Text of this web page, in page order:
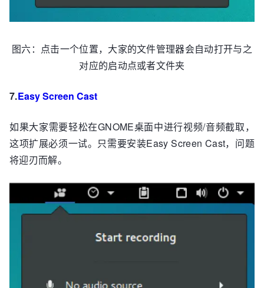
图六：点击一个位置，大家的文件管理器会自动打开与之
对应的启动点或者文件夹
7.Easy Screen Cast
如果大家需要轻松在GNOME桌面中进行视频/音频截取，
这项扩展必须一试。只需要安装Easy Screen Cast，问题
将迎刃而解。